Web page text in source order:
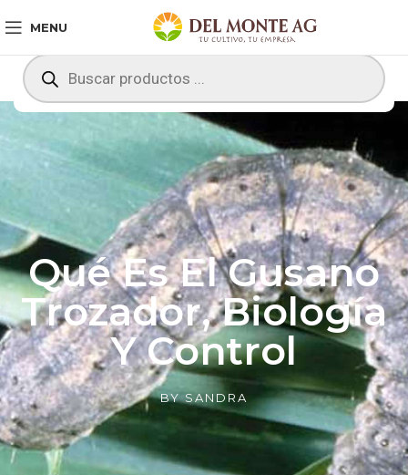
MENU
Qué Es El Gusano
Trozador, Biología
Y Control
BYSANDRA